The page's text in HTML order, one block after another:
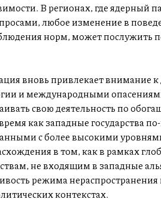
В регионах, где ядерный
любое изменение в
норм, может послужить
вновь привлекает
и международными
свою деятельность по
как западные государства
с более высокими
в том, как в рамках
не входящим в западные
режима
контекстах.